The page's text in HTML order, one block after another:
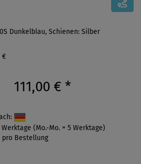
Dunkelblau, Schienen: Silber
€
111,00 € *
(Mo.-Mo. = 5 Werktage)
pro Bestellung